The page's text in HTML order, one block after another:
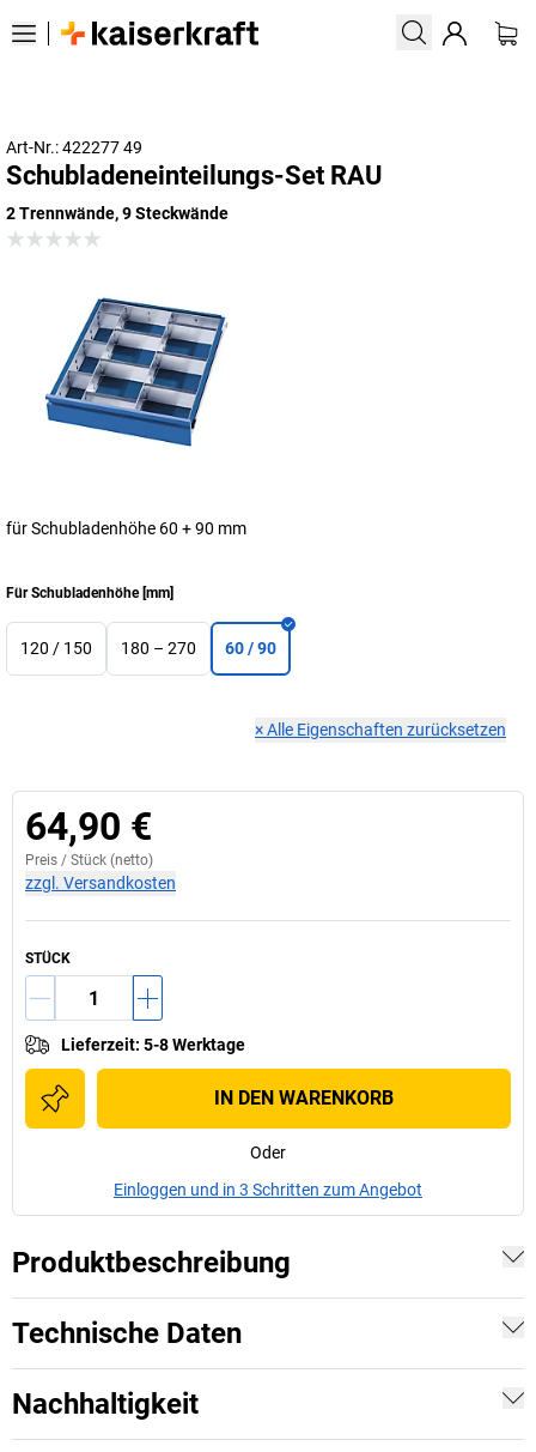
Art-Nr.: 422277 49
Schubladeneinteilungs-Set RAU
2 Trennwände, 9 Steckwände
für Schubladenhöhe 60 + 90 mm
Für Schubladenhöhe[mm]
120 / 150 180 – 270 60 / 90
×Alle Eigenschaften zurücksetzen
64,90 €
Preis / Stück (netto)
zzgl. Versandkosten
STÜCK
Lieferzeit: 5-8 Werktage
IN DEN WARENKORB
Oder
Einloggen und in 3 Schritten zum Angebot
Produktbeschreibung
Technische Daten
Nachhaltigkeit